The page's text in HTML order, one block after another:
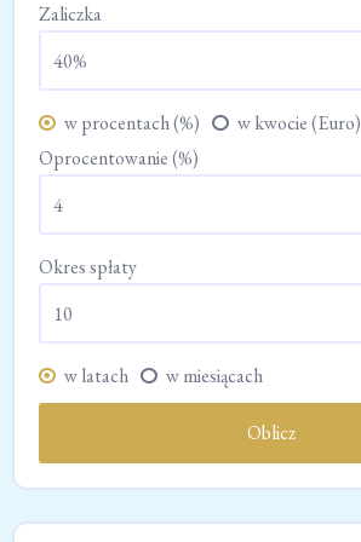
Zaliczka
w procentach (%)
w kwocie (Euro)
Oprocentowanie (%)
Okres spłaty
w latach w miesiącach
Oblicz